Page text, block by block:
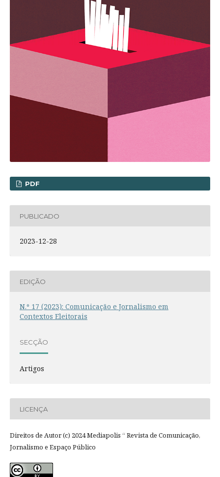
PDF
PUBLICADO
2023-12-28
EDIÇÃO
N.º 17 (2023): Comunicação e Jornalismo em
Contextos Eleitorais
SECÇÃO
Artigos
LICENÇA
Direitos de Autor (c) 2024 Mediapolis “ Revista de Comunicação,
Jornalismo e Espaço Público